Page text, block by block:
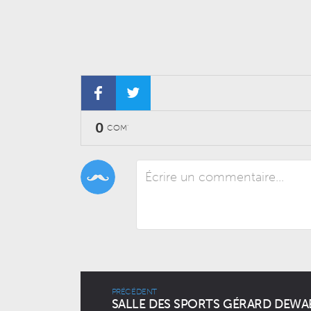
0 COM'
PRÉCÉDENT
SALLE DES SPORTS GÉRARD